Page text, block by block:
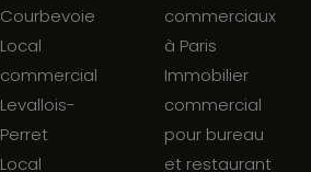
Courbevoie
Local
commercial
Levallois-
Perret
Local
commerciaux
à Paris
Immobilier
commercial
pour bureau
et restaurant